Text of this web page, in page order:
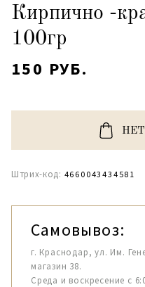
Кирпично -
100гр
150 РУБ.
Штрих-код: 4660043434581
Самовывоз:
г. Краснодар, ул. Им.
магазин 38.
Среда и воскресение с